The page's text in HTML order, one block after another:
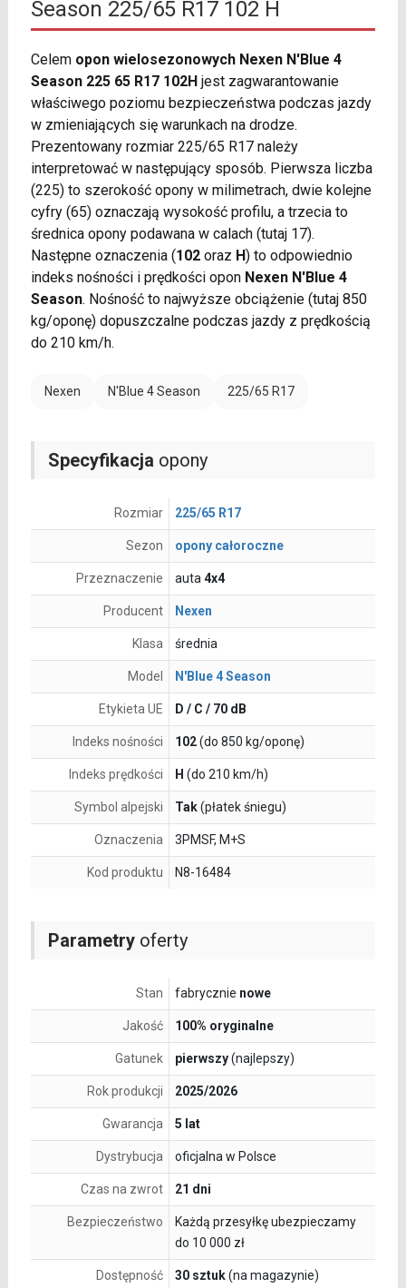
Season 225/65 R17 102 H
Celem opon wielosezonowych Nexen N'Blue 4
Season 225 65 R17 102Hjest zagwarantowanie
właściwego poziomu bezpieczeństwa podczas jazdy
w zmieniających się warunkach na drodze.
Prezentowany rozmiar 225/65 R17 należy
interpretować w następujący sposób. Pierwsza liczba
(225) to szerokość opony w milimetrach, dwie kolejne
cyfry (65) oznaczają wysokość profilu, a trzecia to
średnica opony podawana w calach (tutaj 17).
Następne oznaczenia (102oraz H) to odpowiednio
indeks nośności i prędkości opon Nexen N'Blue 4
Season. Nośność to najwyższe obciążenie (tutaj 850
kg/oponę) dopuszczalne podczas jazdy z prędkością
do 210 km/h.
Nexen N'Blue 4 Season 225/65 R17
Parametryoferty
Stan fabrycznie nowe
Jakość 100% oryginalne
Gatunek pierwszy(najlepszy)
Rok produkcji 2025/2026
Gwarancja 5 lat
Dystrybucja oficjalna w Polsce
Czas na zwrot 21 dni
Bezpieczeństwo
Każdą przesyłkę ubezpieczamy
do 10 000 zł
Dostępność 30 sztuk(na magazynie)
Specyfikacja opony
Rozmiar 225/65 R17
Sezon opony całoroczne
Przeznaczenie auta 4x4
Producent Nexen
Klasa średnia
Model N'Blue 4 Season
Etykieta UE D / C / 70 dB
Indeks nośności 102(do 850 kg/oponę)
Indeks prędkości H (do 210 km/h)
Symbol alpejski Tak(płatek śniegu)
Oznaczenia 3PMSF, M+S
Kod produktu N8-16484